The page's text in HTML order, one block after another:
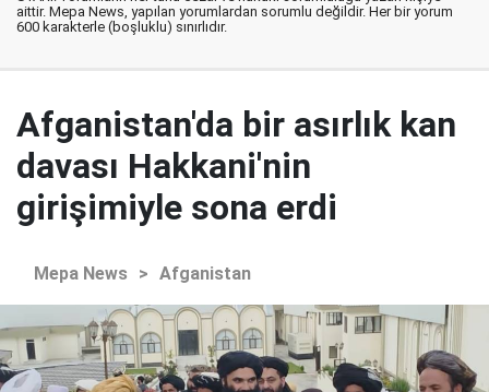
aittir. Mepa News, yapılan yorumlardan sorumlu değildir. Her bir yorum
600 karakterle (boşluklu) sınırlıdır.
Afganistan'da bir asırlık kan
davası Hakkani'nin
girişimiyle sona erdi
Mepa News > Afganistan